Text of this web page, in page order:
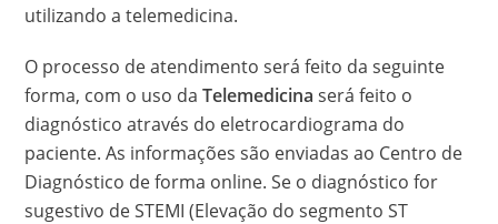
utilizando a telemedicina.
O processo de atendimento será feito da seguinte
forma, com o uso daTelemedicina será feito o
diagnóstico através do eletrocardiograma do
paciente. As informações são enviadas ao Centro de
Diagnóstico de forma online. Se o diagnóstico for
sugestivo de STEMI (Elevação do segmento ST